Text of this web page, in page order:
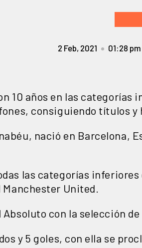
2 Feb, 2021 01:28 pm
10 años en las categorías
consiguiendo títulos y
nació en Barcelona,
las categorías inferiores
Manchester United
con la selección de
y 5 goles, con ella se